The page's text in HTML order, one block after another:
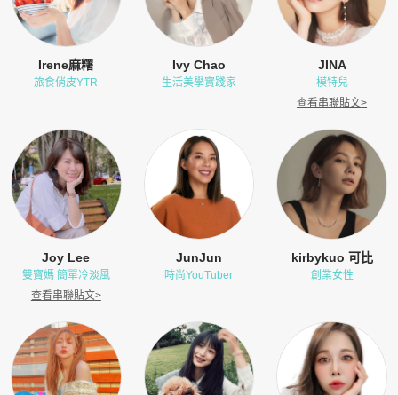
Irene麻糬
旅食俏皮YTR
Ivy Chao
生活美學實踐家
JINA
模特兒
查看串聯貼文>
Joy Lee
雙寶媽 簡單冷淡風
查看串聯貼文>
JunJun
時尚YouTuber
kirbykuo 可比
創業女性